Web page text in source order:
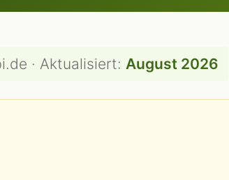
· Aktualisiert: August 2026